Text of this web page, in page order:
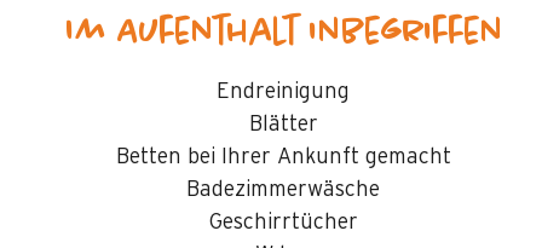
Im Aufenthalt inbegriffen
Endreinigung
Blätter
Betten bei Ihrer Ankunft gemacht
Badezimmerwäsche
Geschirrtücher